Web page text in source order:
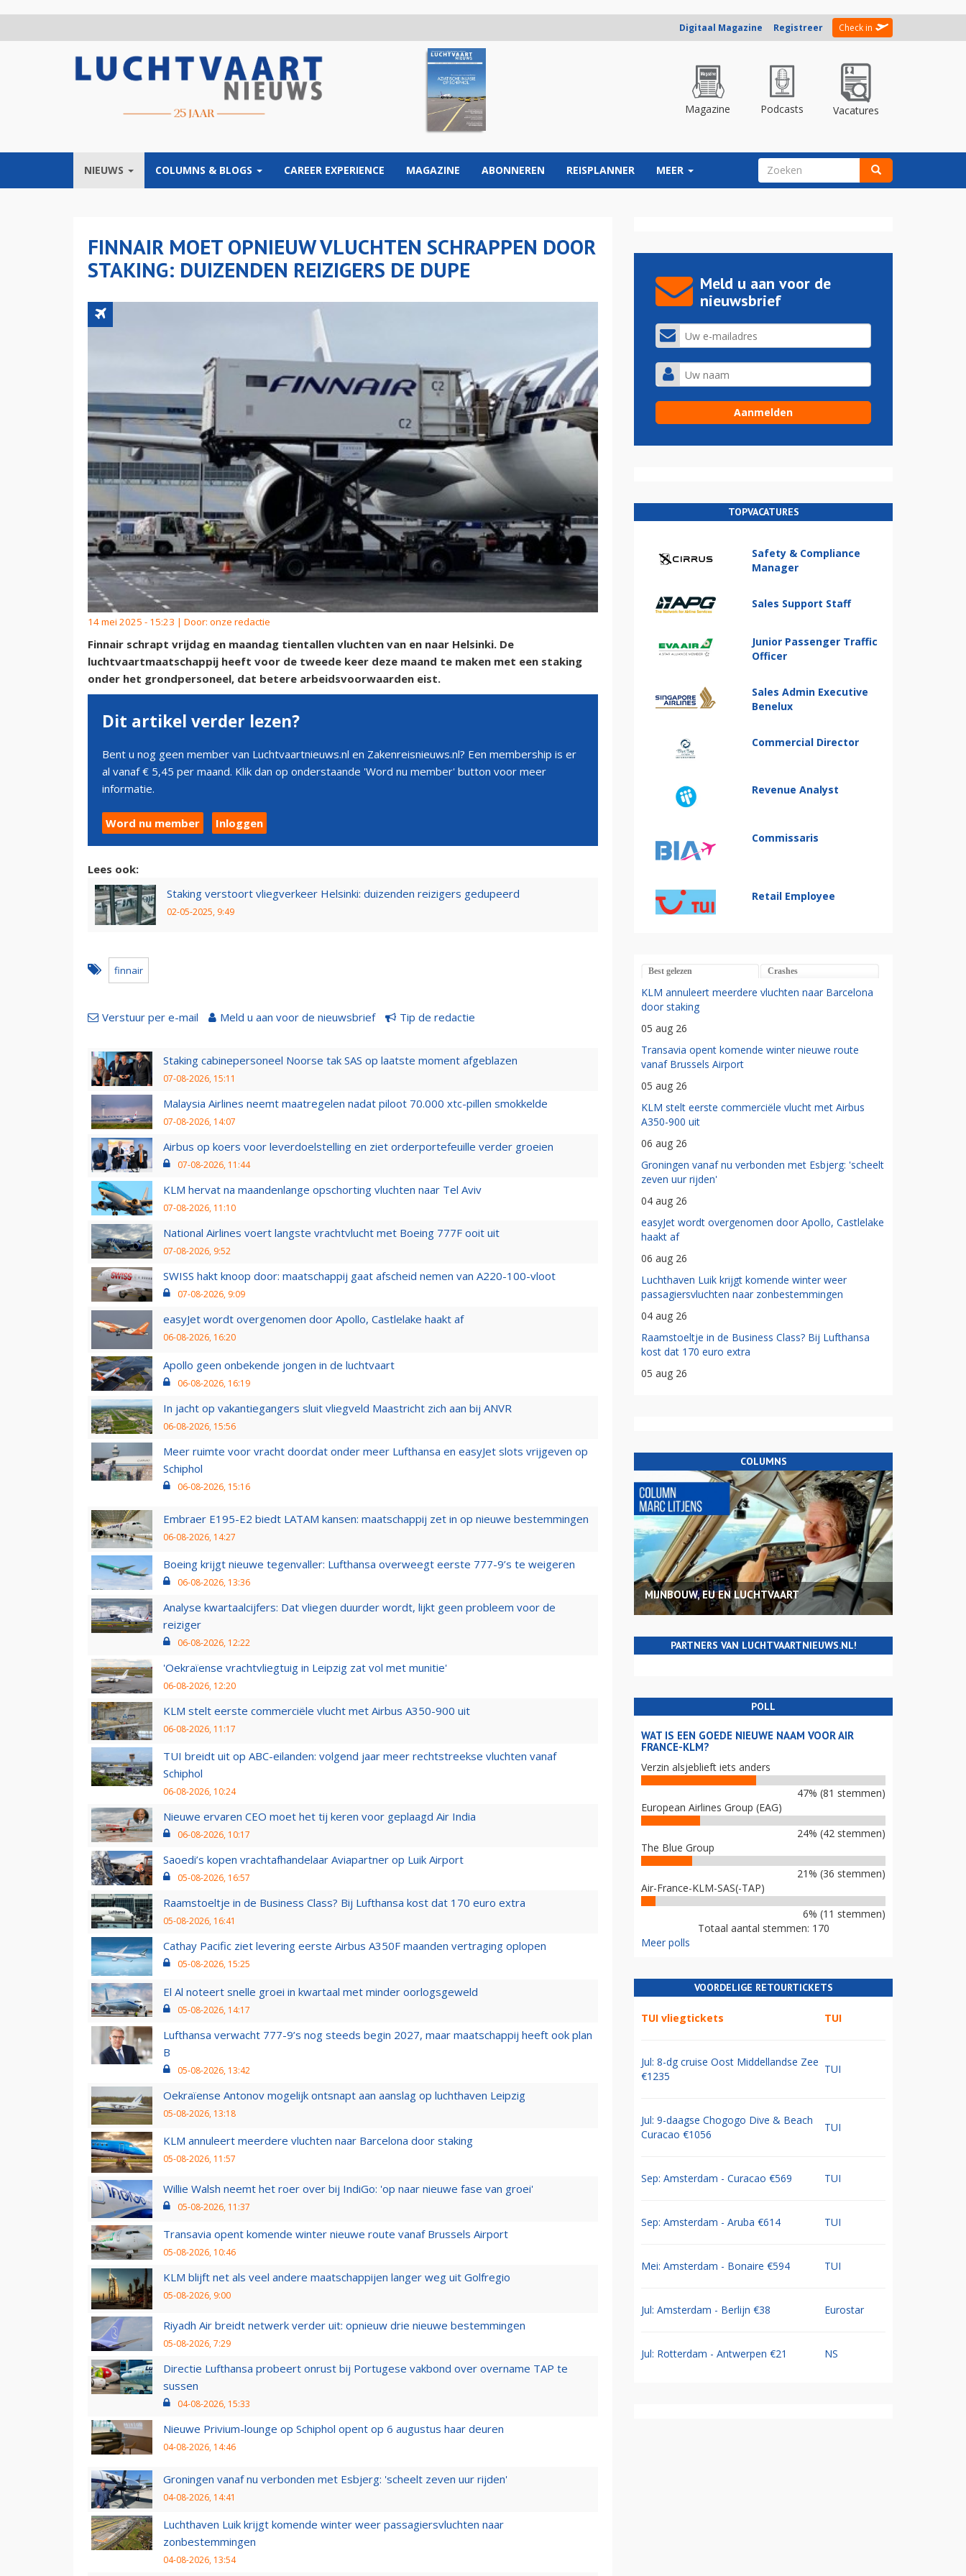
Digitaal Magazine Registreer Check in
Magazine Podcasts Vacatures
NIEUWS COLUMNS & BLOGS CAREER EXPERIENCE MAGAZINE ABONNEREN REISPLANNER MEER ZOEKVELD
FINNAIR MOET OPNIEUW VLUCHTEN SCHRAPPEN DOOR
STAKING: DUIZENDEN REIZIGERS DE DUPE
14 mei 2025 - 15:23 | Door: onze redactie
Finnair schrapt vrijdag en maandag tientallen vluchten van en naar Helsinki. De
luchtvaartmaatschappij heeft voor de tweede keer deze maand te maken met een staking
onder het grondpersoneel, dat betere arbeidsvoorwaarden eist.
Dit artikel verder lezen?
Bent u nog geen member van Luchtvaartnieuws.nl en Zakenreisnieuws.nl? Een membership is er
al vanaf € 5,45 per maand. Klik dan op onderstaande 'Word nu member' button voor meer
informatie.
Word nu member Inloggen
Lees ook:
Staking verstoort vliegverkeer Helsinki: duizenden reizigers gedupeerd
02-05-2025, 9:49
finnair
Verstuur per e-mail Meld u aan voor de nieuwsbrief Tip de redactie
Staking cabinepersoneel Noorse tak SAS op laatste moment afgeblazen
07-08-2026, 15:11
Malaysia Airlines neemt maatregelen nadat piloot 70.000 xtc-pillen smokkelde
07-08-2026, 14:07
Airbus op koers voor leverdoelstelling en ziet orderportefeuille verder groeien
07-08-2026, 11:44
KLM hervat na maandenlange opschorting vluchten naar Tel Aviv
07-08-2026, 11:10
National Airlines voert langste vrachtvlucht met Boeing 777F ooit uit
07-08-2026, 9:52
SWISS hakt knoop door: maatschappij gaat afscheid nemen van A220-100-vloot
07-08-2026, 9:09
easyJet wordt overgenomen door Apollo, Castlelake haakt af
06-08-2026, 16:20
Apollo geen onbekende jongen in de luchtvaart
06-08-2026, 16:19
In jacht op vakantiegangers sluit vliegveld Maastricht zich aan bij ANVR
06-08-2026, 15:56
Meer ruimte voor vracht doordat onder meer Lufthansa en easyJet slots vrijgeven op
Schiphol
06-08-2026, 15:16
Embraer E195-E2 biedt LATAM kansen: maatschappij zet in op nieuwe bestemmingen
06-08-2026, 14:27
Boeing krijgt nieuwe tegenvaller: Lufthansa overweegt eerste 777-9’s te weigeren
06-08-2026, 13:36
Analyse kwartaalcijfers: Dat vliegen duurder wordt, lijkt geen probleem voor de
reiziger
06-08-2026, 12:22
'Oekraïense vrachtvliegtuig in Leipzig zat vol met munitie'
06-08-2026, 12:20
KLM stelt eerste commerciële vlucht met Airbus A350-900 uit
06-08-2026, 11:17
TUI breidt uit op ABC-eilanden: volgend jaar meer rechtstreekse vluchten vanaf
Schiphol
06-08-2026, 10:24
Nieuwe ervaren CEO moet het tij keren voor geplaagd Air India
06-08-2026, 10:17
Saoedi’s kopen vrachtafhandelaar Aviapartner op Luik Airport
05-08-2026, 16:57
Raamstoeltje in de Business Class? Bij Lufthansa kost dat 170 euro extra
05-08-2026, 16:41
Cathay Pacific ziet levering eerste Airbus A350F maanden vertraging oplopen
05-08-2026, 15:25
El Al noteert snelle groei in kwartaal met minder oorlogsgeweld
05-08-2026, 14:17
Lufthansa verwacht 777-9’s nog steeds begin 2027, maar maatschappij heeft ook plan
B
05-08-2026, 13:42
Oekraïense Antonov mogelijk ontsnapt aan aanslag op luchthaven Leipzig
05-08-2026, 13:18
KLM annuleert meerdere vluchten naar Barcelona door staking
05-08-2026, 11:57
Willie Walsh neemt het roer over bij IndiGo: 'op naar nieuwe fase van groei'
05-08-2026, 11:37
Transavia opent komende winter nieuwe route vanaf Brussels Airport
05-08-2026, 10:46
KLM blijft net als veel andere maatschappijen langer weg uit Golfregio
05-08-2026, 9:00
Riyadh Air breidt netwerk verder uit: opnieuw drie nieuwe bestemmingen
05-08-2026, 7:29
Directie Lufthansa probeert onrust bij Portugese vakbond over overname TAP te
sussen
04-08-2026, 15:33
Nieuwe Privium-lounge op Schiphol opent op 6 augustus haar deuren
04-08-2026, 14:46
Groningen vanaf nu verbonden met Esbjerg: 'scheelt zeven uur rijden'
04-08-2026, 14:41
Luchthaven Luik krijgt komende winter weer passagiersvluchten naar
zonbestemmingen
04-08-2026, 13:54
Meld u aan voor de
nieuwsbrief
TOPVACATURES
Safety & Compliance
Manager
Sales Support Staff
Junior Passenger Traffic
Officer
Sales Admin Executive
Benelux
Commercial Director
Revenue Analyst
Commissaris
Retail Employee
Best gelezen Crashes
KLM annuleert meerdere vluchten naar Barcelona
door staking
05 aug 26
Transavia opent komende winter nieuwe route
vanaf Brussels Airport
05 aug 26
KLM stelt eerste commerciële vlucht met Airbus
A350-900 uit
06 aug 26
Groningen vanaf nu verbonden met Esbjerg: 'scheelt
zeven uur rijden'
04 aug 26
easyJet wordt overgenomen door Apollo, Castlelake
haakt af
06 aug 26
Luchthaven Luik krijgt komende winter weer
passagiersvluchten naar zonbestemmingen
04 aug 26
Raamstoeltje in de Business Class? Bij Lufthansa
kost dat 170 euro extra
05 aug 26
COLUMNS
MIJNBOUW, EU EN LUCHTVAART
PARTNERS VAN LUCHTVAARTNIEUWS.NL!
POLL
WAT IS EEN GOEDE NIEUWE NAAM VOOR AIR
FRANCE-KLM?
Verzin alsjeblieft iets anders
47% (81 stemmen)
European Airlines Group (EAG)
24% (42 stemmen)
The Blue Group
21% (36 stemmen)
Air-France-KLM-SAS(-TAP)
6% (11 stemmen)
Totaal aantal stemmen: 170
Meer polls
VOORDELIGE RETOURTICKETS
TUI vliegtickets TUI
Jul: 8-dg cruise Oost Middellandse Zee
€1235
TUI
Jul: 9-daagse Chogogo Dive & Beach
Curacao €1056
TUI
Sep: Amsterdam - Curacao €569 TUI
Sep: Amsterdam - Aruba €614 TUI
Mei: Amsterdam - Bonaire €594 TUI
Jul: Amsterdam - Berlijn €38 Eurostar
Jul: Rotterdam - Antwerpen €21 NS